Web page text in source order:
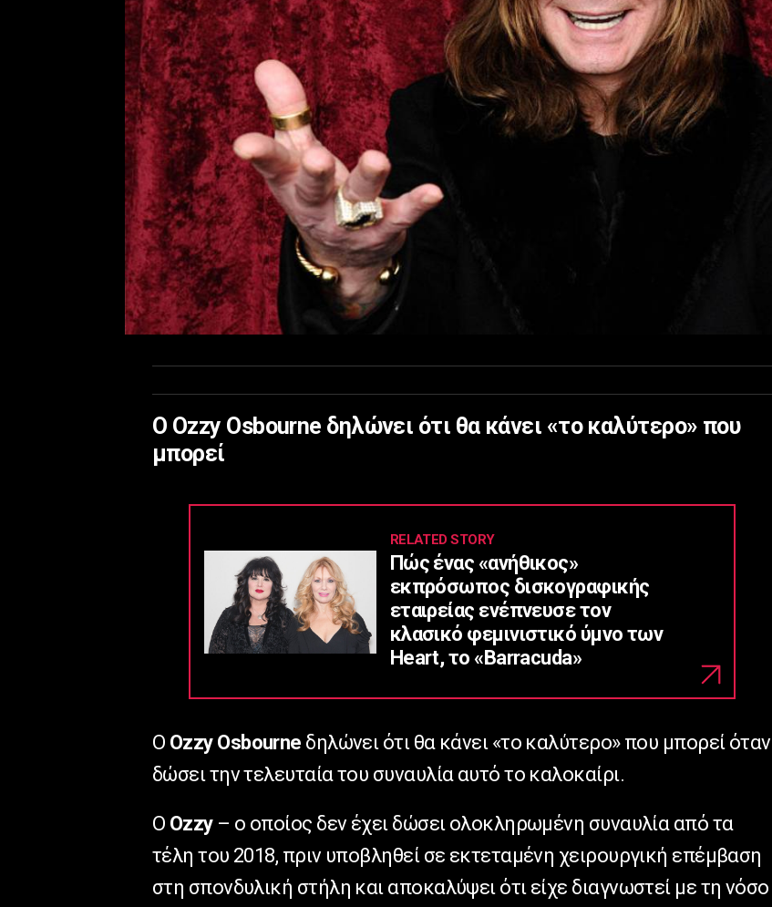
Ο Ozzy Osbourne δηλώνει ότι θα κάνει «το καλύτερο» που
μπορεί
RELATED STORY
Πώς ένας «ανήθικος»
εκπρόσωπος δισκογραφικής
εταιρείας ενέπνευσε τον
κλασικό φεμινιστικό ύμνο των
Heart, το «Barracuda»
Ο Ozzy Osbourne δηλώνει ότι θα κάνει «το καλύτερο» που μπορεί όταν
δώσει την τελευταία του συναυλία αυτό το καλοκαίρι.
Ο Ozzy – ο οποίος δεν έχει δώσει ολοκληρωμένη συναυλία από τα
τέλη του 2018, πριν υποβληθεί σε εκτεταμένη χειρουργική επέμβαση
στη σπονδυλική στήλη και αποκαλύψει ότι είχε διαγνωστεί με τη νόσο